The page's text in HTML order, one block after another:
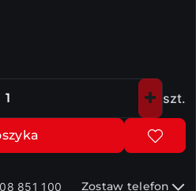
Ilość szt.
851 100 Zostaw telefon